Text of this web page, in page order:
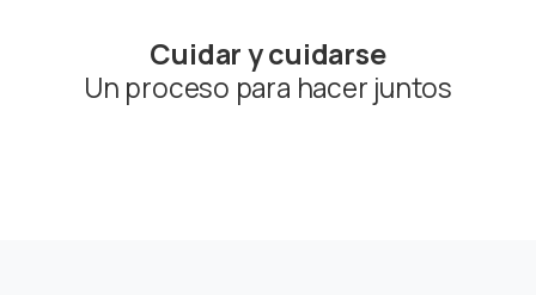
Cuidar y cuidarse
Un proceso para hacer juntos